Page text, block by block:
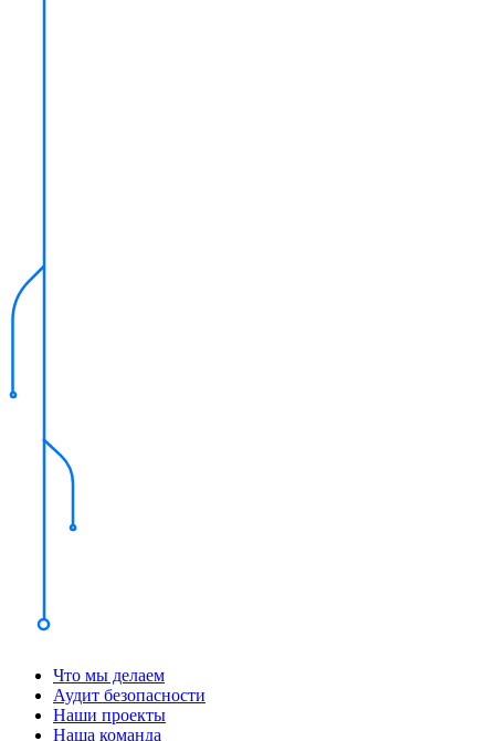
Что мы делаем
Аудит безопасности
Наши проекты
Наша команда